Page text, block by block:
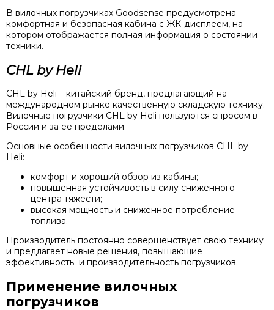
В вилочных погрузчиках Goodsense предусмотрена
комфортная и безопасная кабина с ЖК-дисплеем, на
котором отображается полная информация о состоянии
техники.
CHL by Heli
CHL by Heli – китайский бренд, предлагающий на
международном рынке качественную складскую технику.
Вилочные погрузчики CHL by Heli пользуются спросом в
России и за ее пределами.
Основные особенности вилочных погрузчиков CHL by
Heli:
комфорт и хороший обзор из кабины;
повышенная устойчивость в силу сниженного
центра тяжести;
высокая мощность и сниженное потребление
топлива.
Производитель постоянно совершенствует свою технику
и предлагает новые решения, повышающие
эффективность и производительность погрузчиков.
Применение вилочных
погрузчиков